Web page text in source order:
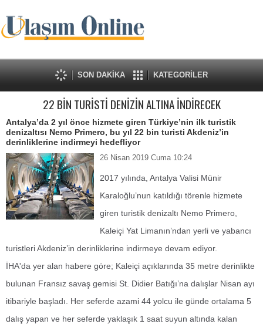
SON DAKİKA KATEGORİLER
22 BİN TURİSTİ DENİZİN ALTINA İNDİRECEK
Antalya’da 2 yıl önce hizmete giren Türkiye’nin ilk turistik
denizaltısı Nemo Primero, bu yıl 22 bin turisti Akdeniz’in
derinliklerine indirmeyi hedefliyor
26 Nisan 2019 Cuma 10:24
2017 yılında, Antalya Valisi Münir
Karaloğlu’nun katıldığı törenle hizmete
giren turistik denizaltı Nemo Primero,
Kaleiçi Yat Limanın’ndan yerli ve yabancı
turistleri Akdeniz’in derinliklerine indirmeye devam ediyor.
İHA'da yer alan habere göre; Kaleiçi açıklarında 35 metre derinlikte
bulunan Fransız savaş gemisi St. Didier Batığı’na dalışlar Nisan ayı
itibariyle başladı. Her seferde azami 44 yolcu ile günde ortalama 5
dalış yapan ve her seferde yaklaşık 1 saat suyun altında kalan